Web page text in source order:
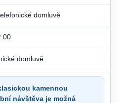
domluvě
domluvě
kamennou
návštěva je možná